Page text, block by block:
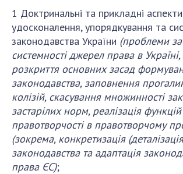
Державний бюджет НАН України
Вибори до складу НАН України
Бланки документів
НОВИНИ
ЗАСІДАННЯ ПРЕЗИДІЇ НАН
НАУКОВІ ВИДАННЯ
МЕДІА ПРО НАС
АКАДЕМІЯ КОМЕНТУЄ
1 Доктринальні та прикладні аспекти
удосконалення, упорядкування та
законодавства України (проблеми
системності джерел права в Україні,
розкриття основних засад
законодавства, заповнення
колізій, скасування множинності
застарілих норм, реалізація функцій
правотворчості в правотворчому
(зокрема, конкретизація
законодавства та адаптація
права ЄС);